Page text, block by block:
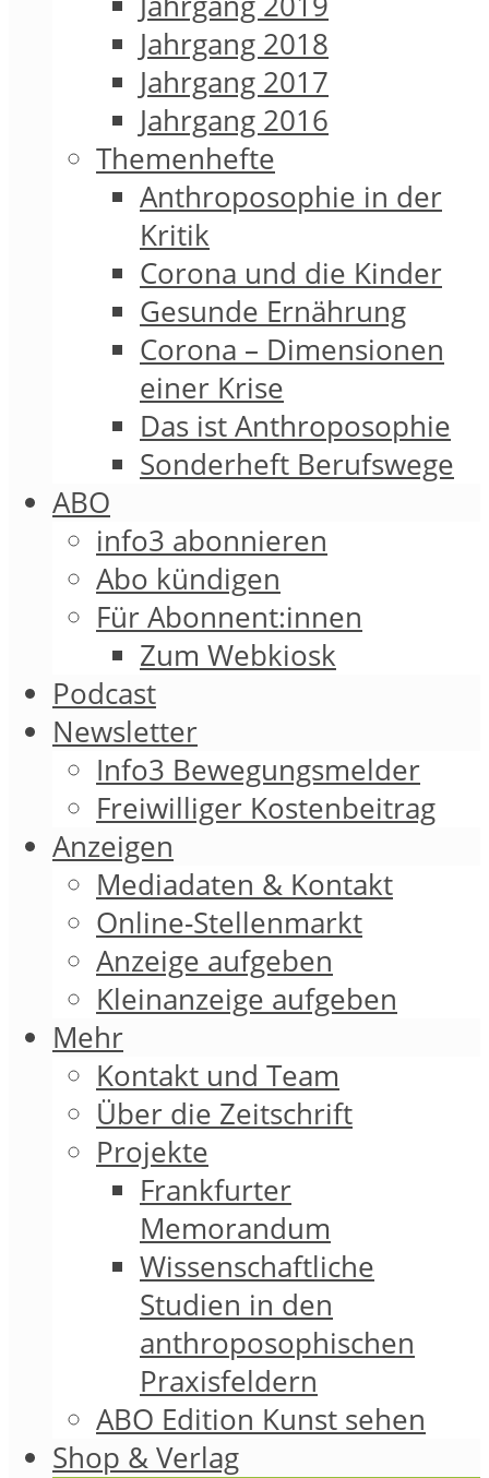
Jahrgang 2018
Jahrgang 2017
Jahrgang 2016
Themenhefte
Anthroposophie in der
Kritik
Corona und die Kinder
Gesunde Ernährung
Corona – Dimensionen
einer Krise
Das ist Anthroposophie
Sonderheft Berufswege
ABO
info3 abonnieren
Abo kündigen
Für Abonnent:innen
Zum Webkiosk
Podcast
Newsletter
Info3 Bewegungsmelder
Freiwilliger Kostenbeitrag
Anzeigen
Mediadaten & Kontakt
Online-Stellenmarkt
Anzeige aufgeben
Kleinanzeige aufgeben
Mehr
Kontakt und Team
Über die Zeitschrift
Projekte
Frankfurter
Memorandum
Wissenschaftliche
Studien in den
anthroposophischen
Praxisfeldern
ABO Edition Kunst sehen
Shop & Verlag